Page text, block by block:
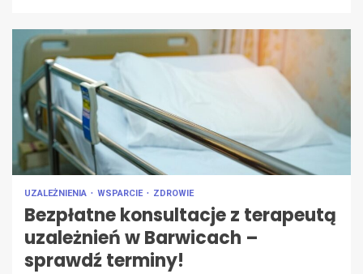
UZALEŻNIENIA WSPARCIE ZDROWIE
Bezpłatne konsultacje z terapeutą
uzależnień w Barwicach –
sprawdź terminy!